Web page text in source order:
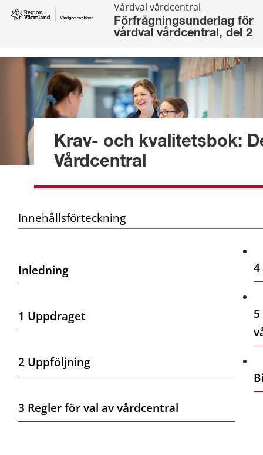
Vårdval vårdcentral
Förfrågningsunderlag för
vårdval vårdcentral, del 2
Krav- och kvalitetsbok:
Vårdcentral
Innehållsförteckning
Inledning
1 Uppdraget
2 Uppföljning
3 Regler för val av vårdcentral